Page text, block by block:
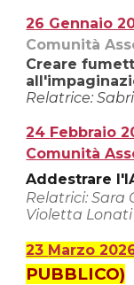
26 Gennaio
Comunità
Creare
Relatrice:
24 Febbraio
Comunità
Addestrare
Relatrici: Sara
Violetta
23 Marzo
PUBBLICO)